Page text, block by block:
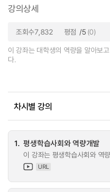
강의상세
조회수7,832 평점 /5 (0)
이 강좌는 대학생의 역량을 알아보
다.
차시별 강의
1. 평생학습사회와 역량개발
이 강좌는 평생학습사회와 역
URL